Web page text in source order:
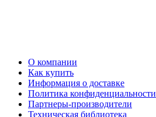
О компании
Как купить
Информация о доставке
Политика конфиденциальности
Партнеры-производители
Техническая библиотека